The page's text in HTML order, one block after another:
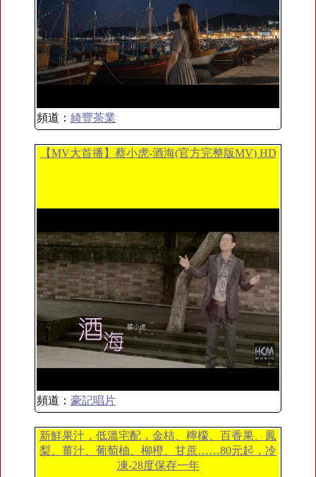
頻道： 綺豐茶業
【MV大首播】蔡小虎-酒海(官方完整版MV) HD
頻道： 豪記唱片
新鮮果汁，低溫宅配，金桔、檸檬、百香果、鳳
梨、薑汁、葡萄柚、柳橙、甘蔗……80元起，冷
凍-28度保存一年